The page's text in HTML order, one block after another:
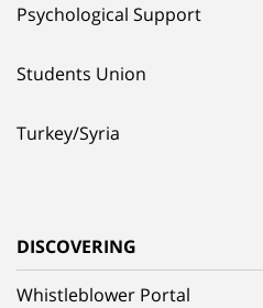
Psychological Support
Students Union
Turkey/Syria
DISCOVERING
Whistleblower Portal